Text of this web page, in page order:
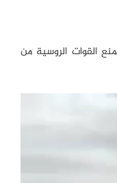
القوات الروسية من